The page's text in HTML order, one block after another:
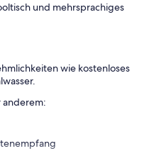
und mehrsprachiges
wie kostenloses